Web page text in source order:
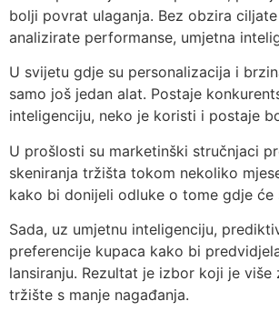
bolji povrat ulaganja. Bez obzira
analizirate performanse, umjetna
U svijetu gdje su personalizacija i
samo još jedan alat. Postaje
inteligenciju, neko je koristi i postaje
U prošlosti su marketinški stručnjaci
skeniranja tržišta tokom nekoliko
kako bi donijeli odluke o tome gdje će
Sada, uz umjetnu inteligenciju,
preferencije kupaca kako bi
lansiranju. Rezultat je izbor koji je
tržište s manje nagađanja.